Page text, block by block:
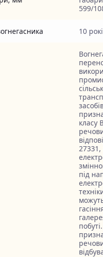
599/
10
класу
27331,
під